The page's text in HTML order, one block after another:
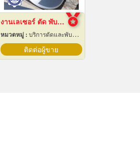
งานเลเซอร์ ตัด พับ ม้วนโลหะ นครปฐม
หมวดหมู่ : บริการตัดและพับโลหะด้วยเลเซอร์
ติดต่อผู้ขาย